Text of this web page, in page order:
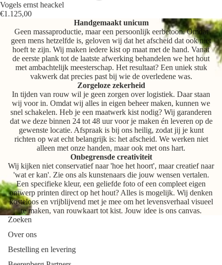
Vogels ernst heackel
€1.125,00
Handgemaakt unicum
Geen massaproductie, maar een persoonlijk eerbetoon. Omdat
geen mens hetzelfde is, geloven wij dat het afscheid dat ook niet
hoeft te zijn. Wij maken iedere kist op maat met de hand. Vanaf
de eerste plank tot de laatste afwerking behandelen we het hout
met ambachtelijk meesterschap. Het resultaat? Een uniek stuk
vakwerk dat precies past bij wie de overledene was.
Zorgeloze zekerheid
In tijden van rouw wil je geen zorgen over logistiek. Daar staan
wij voor in. Omdat wij alles in eigen beheer maken, kunnen we
snel schakelen. Heb je een maatwerk kist nodig? Wij garanderen
dat we deze binnen 24 tot 48 uur voor je maken én leveren op de
gewenste locatie. Afspraak is bij ons heilig, zodat jij je kunt
richten op wat echt belangrijk is: het afscheid. We werken niet
alleen met onze handen, maar ook met ons hart.
Onbegrensde creativiteit
Wij kijken niet conservatief naar 'hoe het hoort', maar creatief naar
'wat er kan'. Zie ons als kunstenaars die jouw wensen vertalen.
Een specifieke kleur, een geliefde foto of een compleet eigen
ontwerp printen direct op het hout? Alles is mogelijk. Wij denken
kosteloos en vrijblijvend met je mee om het levensverhaal visueel
te maken, van rouwkaart tot kist. Jouw idee is ons canvas.
Zoeken
Over ons
Bestelling en levering